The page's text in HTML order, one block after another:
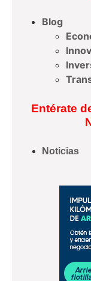
Blog
Entérate
Noticias